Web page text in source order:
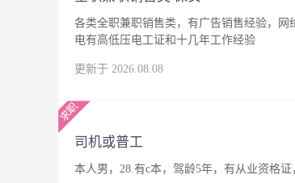
各类全职兼职销售类，有广告销售经验，
电有高低压电工证和十几年工作经验
更新于 2026.08.08
司机或普工
本人男，28.有c本，驾龄5年，有从业资格